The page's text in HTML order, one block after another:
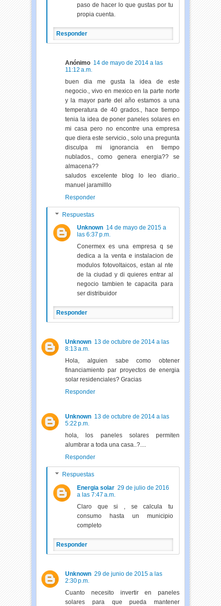
paso de hacer lo que gustas por tu
propia cuenta.
Responder
Anónimo 14 de mayo de 2014 a las
11:12 a.m.
buen dia me gusta la idea de este
negocio., vivo en mexico en la parte norte
y la mayor parte del año estamos a una
temperatura de 40 grados., hace tiempo
tenia la idea de poner paneles solares en
mi casa pero no encontre una empresa
que diera este servicio., solo una pregunta
disculpa mi ignorancia en tiempo
nublados., como genera energia?? se
almacena??
saludos excelente blog lo leo diario..
manuel jaramilllo
Responder
Respuestas
Unknown 14 de mayo de 2015 a
las 6:37 p.m.
Conermex es una empresa q se
dedica a la venta e instalacion de
modulos fotovoltaicos, estan al nte
de la ciudad y di quieres entrar al
negocio tambien te capacita para
ser distribuidor
Responder
Unknown 13 de octubre de 2014 a las
8:13 a.m.
Hola, alguien sabe como obtener
financiamiento par proyectos de energia
solar residenciales? Gracias
Responder
Unknown 13 de octubre de 2014 a las
5:22 p.m.
hola, los paneles solares permiten
alumbrar a toda una casa..?....
Responder
Respuestas
Energia solar 29 de julio de 2016
a las 7:47 a.m.
Claro que si , se calcula tu
consumo hasta un municipio
completo
Responder
Unknown 29 de junio de 2015 a las
2:30 p.m.
Cuanto necesito invertir en paneles
solares para que pueda mantener